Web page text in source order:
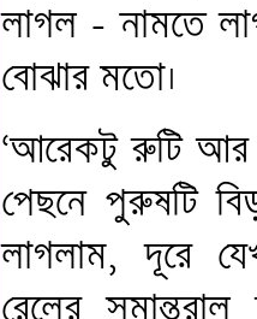
লাগল - নামতে
বোঝার মতো।
‘আরেকটু রুটি আর
পেছনে পুরুষটি
লাগলাম, দূরে